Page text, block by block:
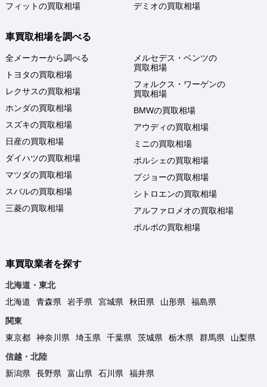
フィットの買取相場
デミオの買取相場
車買取相場を調べる
全メーカーから調べる
トヨタの買取相場
レクサスの買取相場
ホンダの買取相場
スズキの買取相場
日産の買取相場
ダイハツの買取相場
マツダの買取相場
スバルの買取相場
三菱の買取相場
メルセデス・ベンツの
買取相場
フォルクス・ワーゲンの
買取相場
BMWの買取相場
アウディの買取相場
ミニの買取相場
ポルシェの買取相場
プジョーの買取相場
シトロエンの買取相場
アルファロメオの買取相場
ボルボの買取相場
車買取業者を探す
北海道・東北
北海道
青森県 岩手県 宮城県 秋田県 山形県
福島県
関東
東京都
神奈川県 埼玉県 千葉県 茨城県 栃木県 群馬県
山梨県
信越・北陸
新潟県
長野県 富山県 石川県
福井県